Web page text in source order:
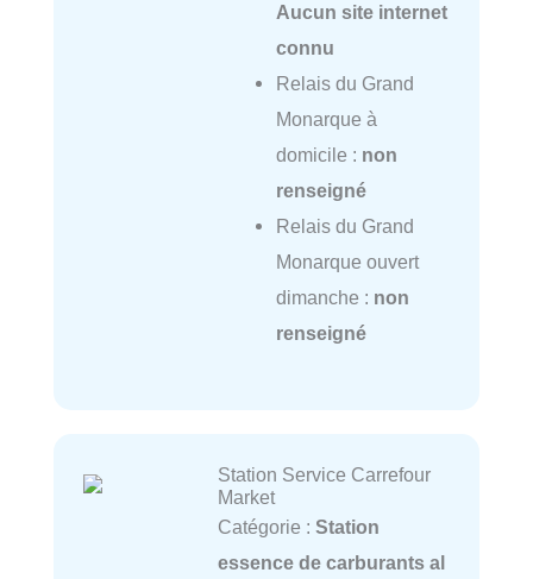
Aucun site internet
connu
Relais du Grand
Monarque à
domicile : non
renseigné
Relais du Grand
Monarque ouvert
dimanche : non
renseigné
Station Service Carrefour
Market
Catégorie : Station
essence de carburants al